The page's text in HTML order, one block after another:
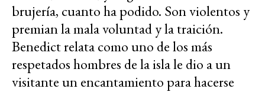
brujería, cuanto ha podido. Son violentos y
premian la mala voluntad y la traición.
Benedict relata como uno de los más
respetados hombres de la isla le dio a un
visitante un encantamiento para hacerse